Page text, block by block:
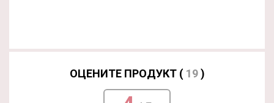
ОЦЕНИТЕ ПРОДУКТ ( 19)